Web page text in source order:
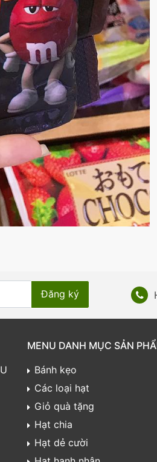
MENU DANH MỤC SẢN
Bánh kẹo
Các loại hạt
Giỏ quà tặng
Hạt chia
Hạt dẻ cười